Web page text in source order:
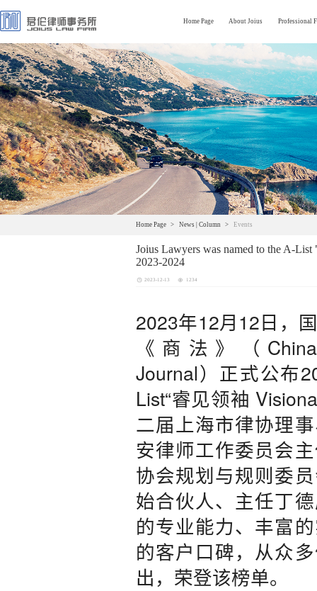
Home Page About Joius Professional
Home Page News | Column Events
Joius Lawyers was named to the A-
2023-2024
2023-12-13 1234
2023年12月12日，
《商法》（
Journal）正式公布
List“睿见领袖
二届上海市律协理
安律师工作委员会
协会规划与规则委
始合伙人、主任丁
的专业能力、丰富
的客户口碑，从众
出，荣登该榜单。